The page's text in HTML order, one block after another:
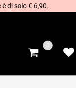
di solo € 6,90.
0